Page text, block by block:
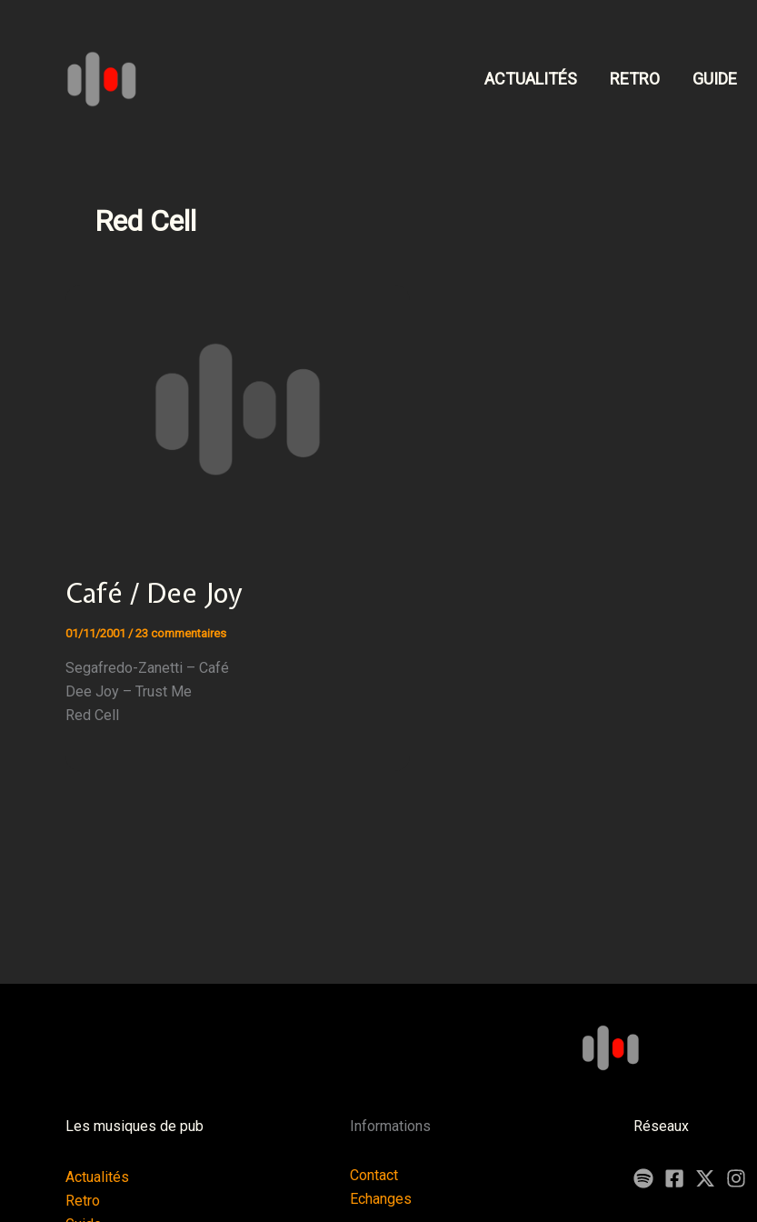
ACTUALITÉS RETRO GUIDE
Red Cell
Café / Dee Joy
01/11/2001 /23 commentaires
Segafredo-Zanetti – Café
Dee Joy – Trust Me
Red Cell
Les musiques de pub
Actualités
Retro
Informations
Contact
Echanges
Réseaux